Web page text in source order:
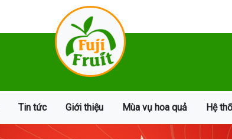
Tin tức Giới thiệu Mùa vụ hoa quả Hệ